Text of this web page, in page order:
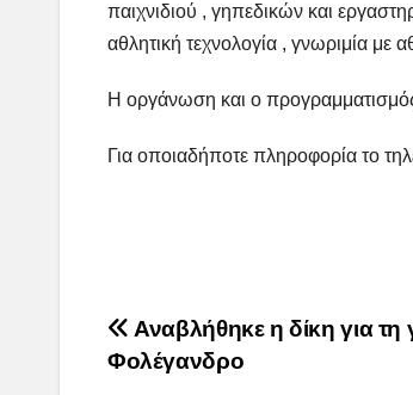
παιχνιδιού , γηπεδικών και
αθλητική τεχνολογία , γνωριμία με
Η οργάνωση και ο
Για οποιαδήποτε πληροφορία το
Post
Αναβλήθηκε η δίκη για τη
Φολέγανδρο